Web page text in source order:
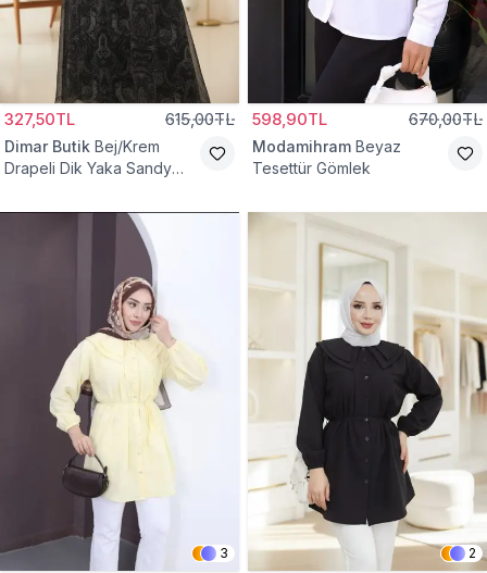
327,50TL 615,00TL
Dimar Butik Bej/Krem
Drapeli Dik Yaka Sandy
598,90TL 670,00TL
Modamihram Beyaz
Tesettür Gömlek
3 2